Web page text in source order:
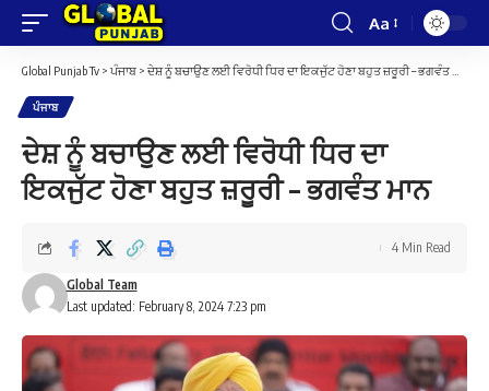
Font
Resizer
Aa
Global Punjab Tv > ਪੰਜਾਬ > ਦੇਸ਼ ਨੂੰ ਬਚਾਉਣ ਲਈ ਵਿਰੋਧੀ ਧਿਰ ਦਾ ਇਕਜੁੱਟ ਹੋਣਾ ਬਹੁਤ ਜ਼ਰੂਰੀ – ਭਗਵੰਤ ਮਾਨ
ਪੰਜਾਬ
ਦੇਸ਼ ਨੂੰ ਬਚਾਉਣ ਲਈ ਵਿਰੋਧੀ ਧਿਰ ਦਾ
ਇਕਜੁੱਟ ਹੋਣਾ ਬਹੁਤ ਜ਼ਰੂਰੀ – ਭਗਵੰਤ ਮਾਨ
Last updated: February 8, 2024 7:23 pm
Global Team
4 Min Read